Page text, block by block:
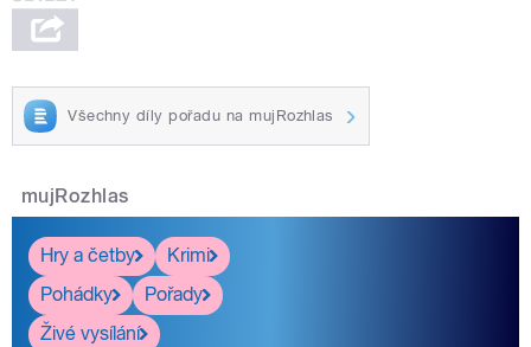
Všechny díly pořadu na mujRozhlas
mujRozhlas
Hry a četby
Krimi
Pohádky
Pořady
Živé vysílání